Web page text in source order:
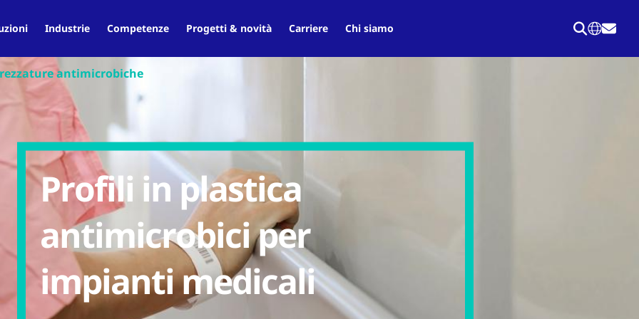
Industrie Competenze Progetti & novità Carriere Chi siamo
antimicrobiche
Profili in plastica
antimicrobici per
impianti medicali